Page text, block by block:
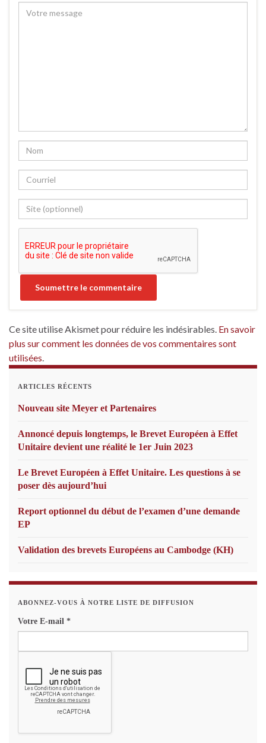
Ce site utilise Akismet pour réduire les indésirables. En savoir
plus sur comment les données de vos commentaires sont
utilisées.
ARTICLES RÉCENTS
Nouveau site Meyer et Partenaires
Annoncé depuis longtemps, le Brevet Européen à Effet
Unitaire devient une réalité le 1er Juin 2023
Le Brevet Européen à Effet Unitaire. Les questions à se
poser dès aujourd’hui
Report optionnel du début de l’examen d’une demande
EP
Validation des brevets Européens au Cambodge (KH)
ABONNEZ-VOUS À NOTRE LISTE DE DIFFUSION
Votre E-mail *